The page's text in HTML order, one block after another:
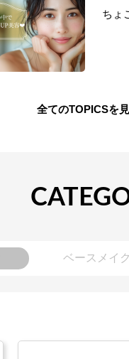
ちょ
全てのTOPICSを
ベースメイク